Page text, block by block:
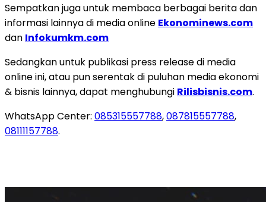
Sempatkan juga untuk membaca berbagai berita dan
informasi lainnya di media online Ekonominews.com
dan Infokumkm.com
Sedangkan untuk publikasi press release di media
online ini, atau pun serentak di puluhan media ekonomi
& bisnis lainnya, dapat menghubungi Rilisbisnis.com.
WhatsApp Center: 085315557788,087815557788,
08111157788.